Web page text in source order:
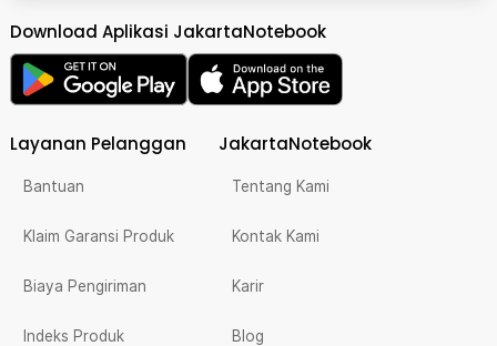
Download Aplikasi JakartaNotebook
Layanan Pelanggan
Bantuan
Klaim Garansi Produk
Biaya Pengiriman
Indeks Produk
JakartaNotebook
Tentang Kami
Kontak Kami
Karir
Blog